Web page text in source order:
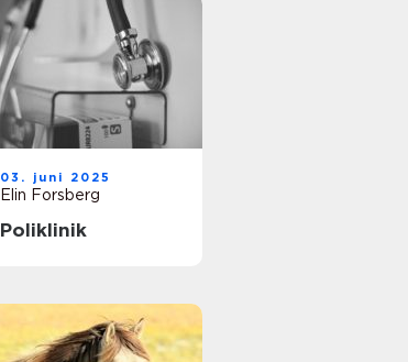
03. juni 2025
Elin Forsberg
Poliklinik